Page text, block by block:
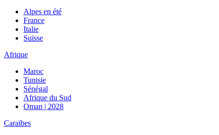
Alpes en été
France
Italie
Suisse
Afrique
Maroc
Tunisie
Sénégal
Afrique du Sud
Oman | 2028
Caraïbes